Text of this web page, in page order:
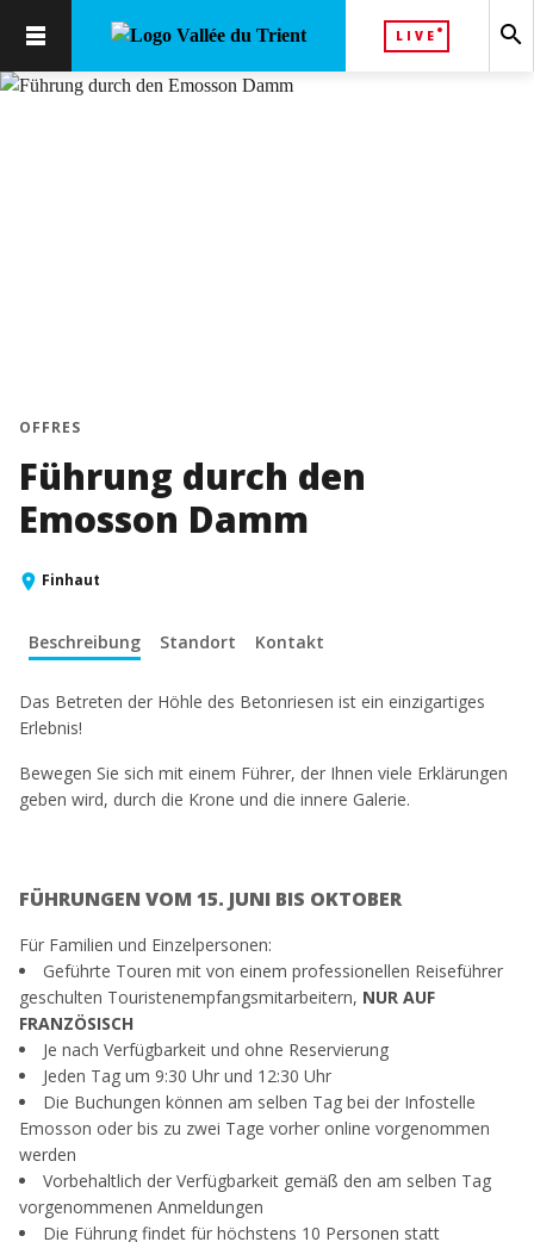
LIVE search
OFFRES
Führung durch den
Emosson Damm
Finhaut
Beschreibung Standort Kontakt
Das Betreten der Höhle des Betonriesen ist ein einzigartiges
Erlebnis!
Bewegen Sie sich mit einem Führer, der Ihnen viele Erklärungen
geben wird, durch die Krone und die innere Galerie.
FÜHRUNGEN VOM 15. JUNI BIS OKTOBER
Für Familien und Einzelpersonen:
Geführte Touren mit von einem professionellen Reiseführer
geschulten Touristenempfangsmitarbeitern, NUR AUF
FRANZÖSISCH
Je nach Verfügbarkeit und ohne Reservierung
Jeden Tag um 9:30 Uhr und 12:30 Uhr
Die Buchungen können am selben Tag bei der Infostelle
Emosson oder bis zu zwei Tage vorher online vorgenommen
werden
Vorbehaltlich der Verfügbarkeit gemäß den am selben Tag
vorgenommenen Anmeldungen
Die Führung findet für höchstens 10 Personen statt